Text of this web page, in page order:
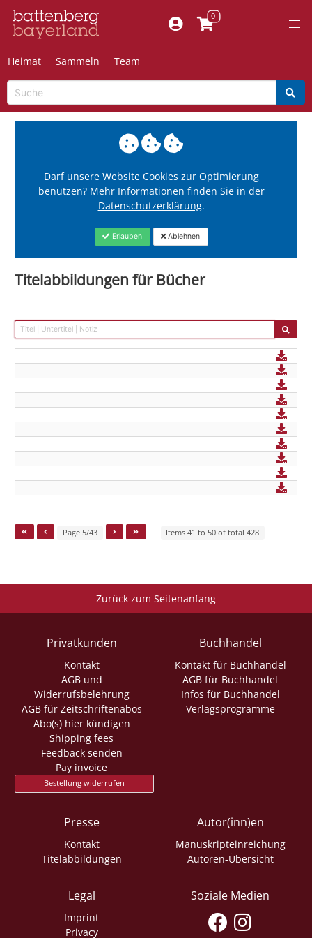
Heimat Sammeln Team
Darf unsere Website Cookies zur Optimierung
benutzen? Mehr Informationen finden Sie in der
Datenschutzerklärung.
Erlauben Ablehnen
Titelabbildungen für Bücher
Page 5/43 Items 41 to 50 of total 428
Zurück zum Seitenanfang
Privatkunden
Kontakt
AGB und
Widerrufsbelehrung
AGB für Zeitschriftenabos
Abo(s) hier kündigen
Shipping fees
Feedback senden
Pay invoice
Bestellung widerrufen
Buchhandel
Kontakt für Buchhandel
AGB für Buchhandel
Infos für Buchhandel
Verlagsprogramme
Presse
Kontakt
Titelabbildungen
Autor(inn)en
Manuskripteinreichung
Autoren-Übersicht
Legal
Imprint
Privacy
Soziale Medien